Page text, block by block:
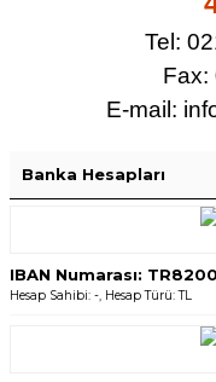
Tel:
Fax:
E-mail:
Banka Hesapları
IBAN Numarası:
Hesap Sahibi: -, Hesap Türü: TL